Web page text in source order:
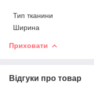
Тип тканини
Ширина
Приховати
Відгуки про товар